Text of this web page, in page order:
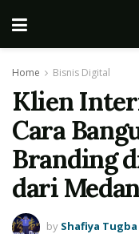
Home Bisnis Digital
Klien
Cara
Branding
dari Medan
by Shafiya Tugba